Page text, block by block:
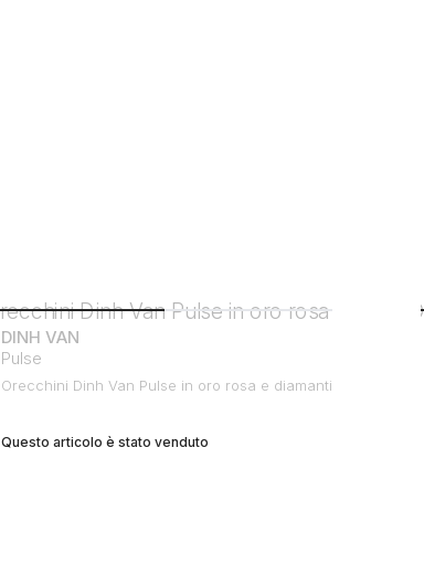
DINH VAN
Pulse
Orecchini Dinh Van Pulse in oro rosa e diamanti
Questo articolo è stato venduto